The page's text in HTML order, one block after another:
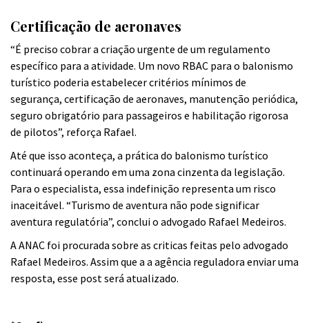
Certificação de aeronaves
“É preciso cobrar a criação urgente de um regulamento
específico para a atividade. Um novo RBAC para o balonismo
turístico poderia estabelecer critérios mínimos de
segurança, certificação de aeronaves, manutenção periódica,
seguro obrigatório para passageiros e habilitação rigorosa
de pilotos”, reforça Rafael.
Até que isso aconteça, a prática do balonismo turístico
continuará operando em uma zona cinzenta da legislação.
Para o especialista, essa indefinição representa um risco
inaceitável. “Turismo de aventura não pode significar
aventura regulatória”, conclui o advogado Rafael Medeiros.
A ANAC foi procurada sobre as criticas feitas pelo advogado
Rafael Medeiros. Assim que a a agência reguladora enviar uma
resposta, esse post será atualizado.